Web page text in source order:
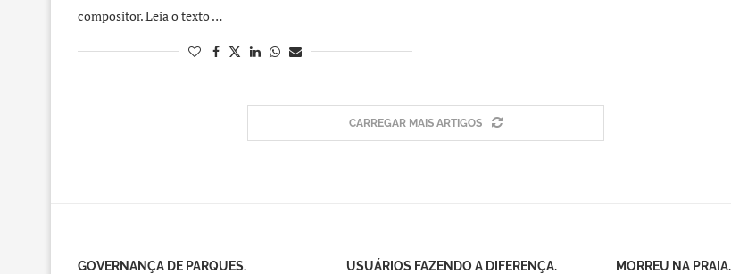
compositor. Leia o texto …
CARREGAR MAIS ARTIGOS
GOVERNANÇA DE PARQUES. USUÁRIOS FAZENDO A DIFERENÇA. MORREU NA PRAIA.